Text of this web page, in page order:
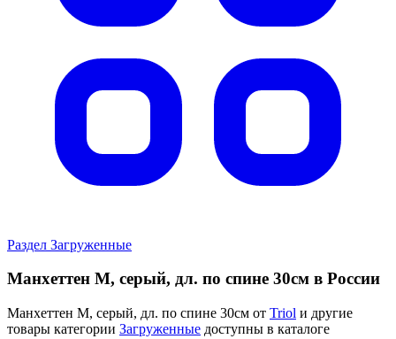
Раздел Загруженные
Манхеттен М, серый, дл. по спине 30см в России
Манхеттен М, серый, дл. по спине 30см от Triol и другие
товары категории Загруженные доступны в каталоге